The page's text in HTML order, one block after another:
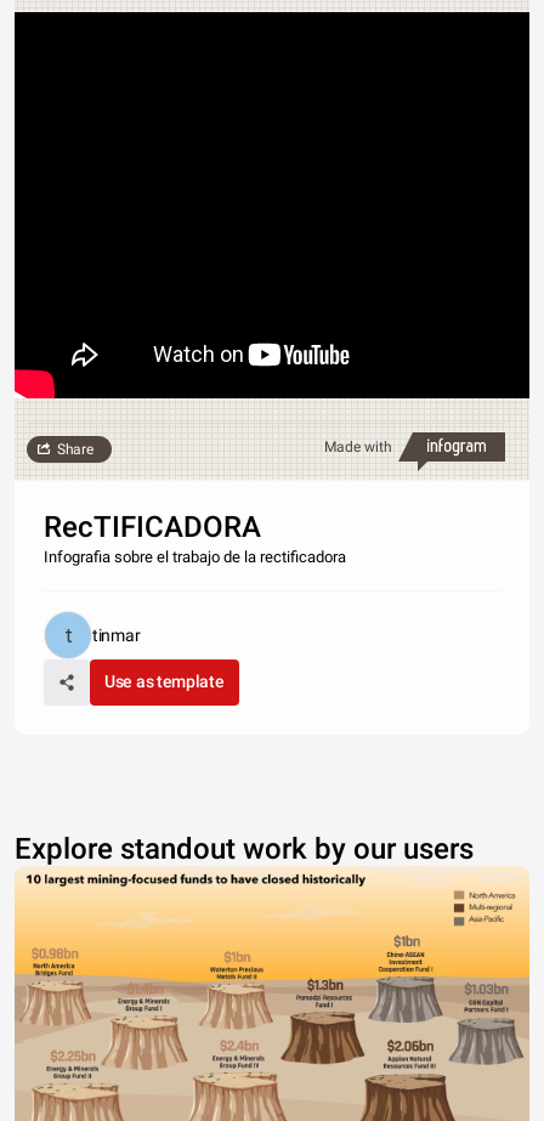
Made with
Share
RecTIFICADORA
Infografia sobre el trabajo de la rectificadora
tinmar
Use as template
Explore standout work by our users